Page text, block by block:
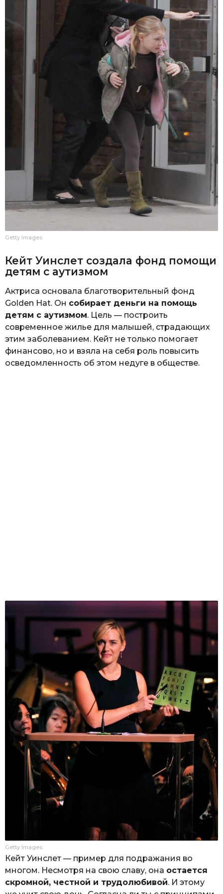
Getty Images
Кейт Уинслет создала фонд помощи
детям с аутизмом
Актриса основала благотворительный фонд
Golden Hat. Он собирает деньги на помощь
детям с аутизмом. Цель — построить
современное жилье для малышей, страдающих
этим заболеванием. Кейт не только помогает
финансово, но и взяла на себя роль повысить
осведомленность об этом недуге в обществе.
Getty Images
Кейт Уинслет — пример для подражания во
многом. Несмотря на свою славу, она остается
скромной, честной и трудолюбивой. И этому